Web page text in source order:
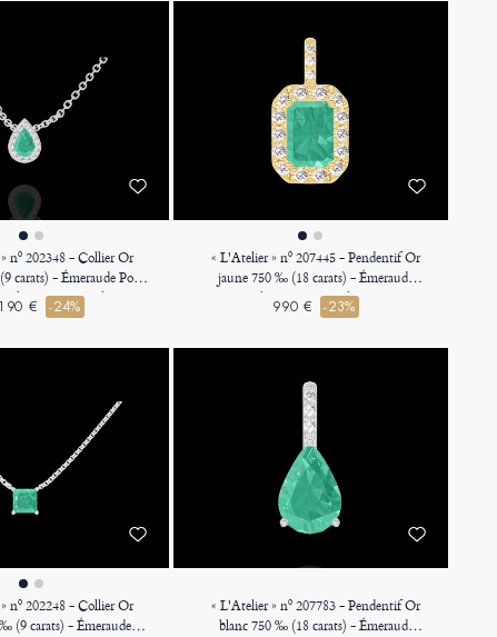
nº 202348 - Collier Or
carats) - Émeraude Poire
Halo Diamant - Chaîne
Forçat
€ -24%
« L'Atelier » nº 207445 - Pendentif Or
jaune 750 ‰ (18 carats) - Émeraude
Rectangle 0.3 carat - Halo Diamant -
Sertissage Diamant - Pas de chaîne
990 € -23%
nº 202248 - Collier Or
(9 carats) - Émeraude
« L'Atelier » nº 207783 - Pendentif Or
blanc 750 ‰ (18 carats) - Émeraude